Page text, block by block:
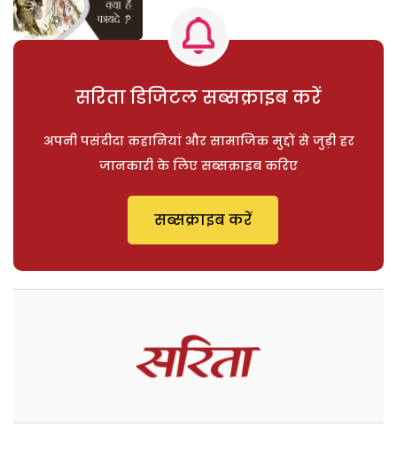
सरिता डिजिटल सब्सक्राइब करें
अपनी पसंदीदा कहानियां और सामाजिक मुद्दों से जुड़ी हर
जानकारी के लिए सब्सक्राइब करिए
सब्सक्राइब करें